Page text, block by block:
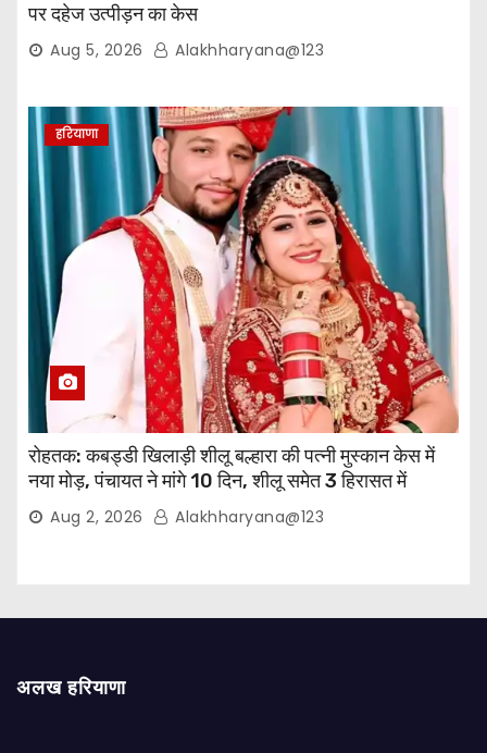
पर दहेज उत्पीड़न का केस
Aug 5, 2026 Alakhharyana@123
हरियाणा
रोहतक: कबड्डी खिलाड़ी शीलू बल्हारा की पत्नी मुस्कान केस में
नया मोड़, पंचायत ने मांगे 10 दिन, शीलू समेत 3 हिरासत में
Aug 2, 2026 Alakhharyana@123
अलख हरियाणा